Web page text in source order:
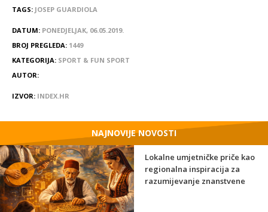
TAGS: JOSEP GUARDIOLA
DATUM: PONEDJELJAK, 06.05.2019.
BROJ PREGLEDA: 1449
KATEGORIJA: SPORT & FUN SPORT
AUTOR:
IZVOR: INDEX.HR
NAJNOVIJE NOVOSTI
Lokalne umjetničke priče kao
regionalna inspiracija za
razumijevanje znanstvene